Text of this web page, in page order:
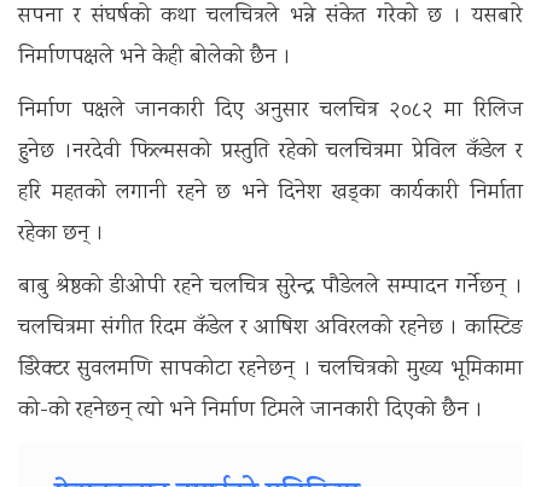
सपना र संघर्षको कथा चलचित्रले भन्ने संकेत गरेको छ । यसबारे
निर्माणपक्षले भने केही बोलेको छैन ।
निर्माण पक्षले जानकारी दिए अनुसार चलचित्र २०८२ मा रिलिज
हुनेछ ।नरदेवी फिल्मसको प्रस्तुति रहेको चलचित्रमा प्रेविल कँडेल र
हरि महतको लगानी रहने छ भने दिनेश खड्का कार्यकारी निर्माता
रहेका छन् ।
बाबु श्रेष्ठको डीओपी रहने चलचित्र सुरेन्द्र पौडेलले सम्पादन गर्नेछन् ।
चलचित्रमा संगीत रिदम कँडेल र आषिश अविरलको रहनेछ । कास्टिङ
डिरेक्टर सुवलमणि सापकोटा रहनेछन् । चलचित्रको मुख्य भूमिकामा
को-को रहनेछन् त्यो भने निर्माण टिमले जानकारी दिएको छैन ।